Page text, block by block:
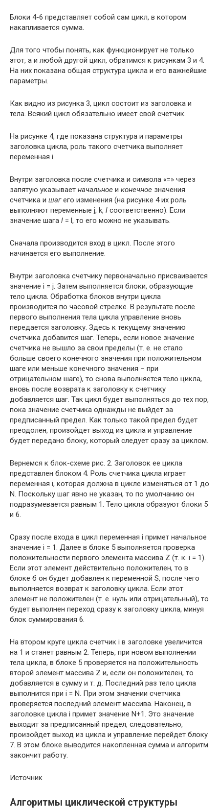
Блоки 4-6 представляет собой сам цикл, в котором
накапливается сумма.
Для того чтобы понять, как функционирует не только
этот, а и любой другой цикл, обратимся к рисункам 3 и 4.
На них показана общая структура цикла и его важнейшие
параметры.
Как видно из рисунка 3, цикл состоит из заголовка и
тела. Всякий цикл обязательно имеет свой счетчик.
На рисунке 4, где показана структура и параметры
заголовка цикла, роль такого счетчика выполняет
переменная i.
Внутри заголовка после счетчика и символа «=» через
запятую указывает начальное и конечное значения
счетчика и шагего изменения (на рисунке 4 их роль
выполняют переменные j, k, l соответственно). Если
значение шага l = l, то его можно не указывать.
Сначала производится вход в цикл. После этого
начинается его выполнение.
Внутри заголовка счетчику первоначально присваивается
значение i = j. Затем выполняется блоки, образующие
тело цикла. Обработка блоков внутри цикла
производится по часовой стрелке. В результате после
первого выполнения тела цикла управление вновь
передается заголовку. Здесь к текущему значению
счетчика добавится шаг. Теперь, если новое значение
счетчика не вышло за свои пределы (т. е. не стало
больше своего конечного значения при положительном
шаге или меньше конечного значения – при
отрицательном шаге), то снова выполняется тело цикла,
вновь после возврата к заголовку к счетчику
добавляется шаг. Так цикл будет выполняться до тех пор,
пока значение счетчика однажды не выйдет за
предписанный предел. Как только такой предел будет
преодолен, произойдет выход из цикла и управление
будет передано блоку, который следует сразу за циклом.
Вернемся к блок-схеме рис. 2. Заголовок ее цикла
представлен блоком 4. Роль счетчика цикла играет
переменная i, которая должна в цикле изменяться от 1 до
N. Поскольку шаг явно не указан, то по умолчанию он
подразумевается равным 1. Тело цикла образуют блоки 5
и 6.
Сразу после входа в цикл переменная i примет начальное
значение i = 1. Далее в блоке 5 выполняется проверка
положительности первого элемента массива Z (т. к. i = 1).
Если этот элемент действительно положителен, то в
блоке б он будет добавлен к переменной S, после чего
выполняется возврат к заголовку цикла. Если этот
элемент не положителен (т. е. нуль или отрицательный), то
будет выполнен переход сразу к заголовку цикла, минуя
блок суммирования 6.
На втором круге цикла счетчик i в заголовке увеличится
на 1 и станет равным 2. Теперь, при новом выполнении
тела цикла, в блоке 5 проверяется на положительность
второй элемент массива Z и, если он положителен, то
добавляется в сумму и т. д. Последний раз тело цикла
выполнится при i = N. При этом значении счетчика
проверяется последний элемент массива. Наконец, в
заголовке цикла i примет значение N+1. Это значение
выходит за предписанный предел, следовательно,
произойдет выход из цикла и управление перейдет блоку
7. В этом блоке выводится накопленная сумма и алгоритм
закончит работу.
Источник
Алгоритмы циклической структуры